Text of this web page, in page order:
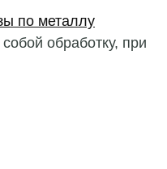
по металлу
обработку, при